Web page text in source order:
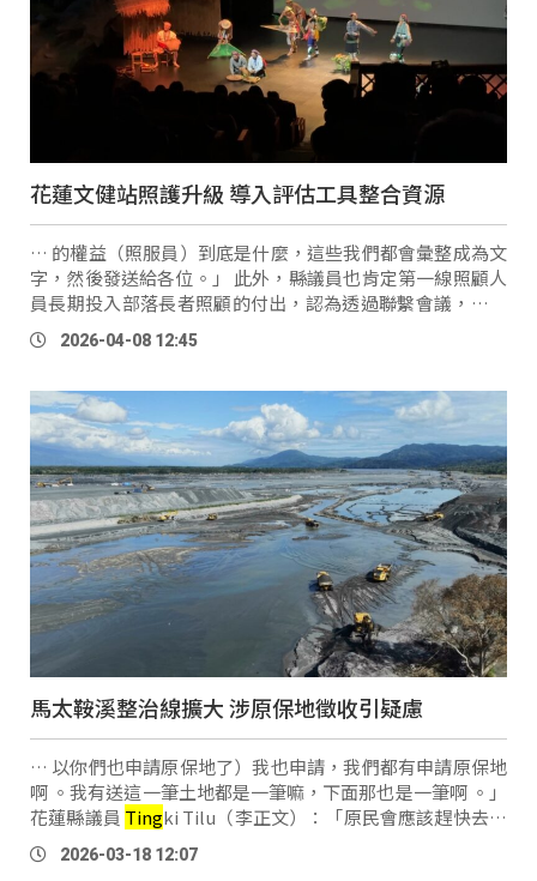
花蓮文健站照護升級 導入評估工具整合資源
… 的權益（照服員）到底是什麼，這些我們都會彙整成為文
字，然後發送給各位。」 此外，縣議員也肯定第一線照顧人
員長期投入部落長者照顧的付出，認為透過聯繫會議，不僅
凝聚共識，也讓各站提出實際困難，協助縣府即時回應。 花
蓮縣議員 Tingki Tilu(李正文)
2026-04-08 12:45
馬太鞍溪整治線擴大 涉原保地徵收引疑慮
… 以你們也申請原保地了）我也申請，我們都有申請原保地
啊 。我有送這一筆土地都是一筆嘛，下面那也是一筆啊 。」
花蓮縣議員 Tingki Tilu（李正文）：「原民會應該趕快去責
成處理這塊的事情，為什麼？因為其他的私有地都有補償，
就只有原住民保留地其中，針對 …
2026-03-18 12:07